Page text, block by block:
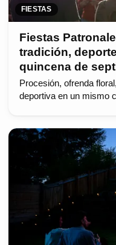
FIESTAS
Fiestas
tradición,
quincena de
Procesión, ofrenda
deportiva en un mismo